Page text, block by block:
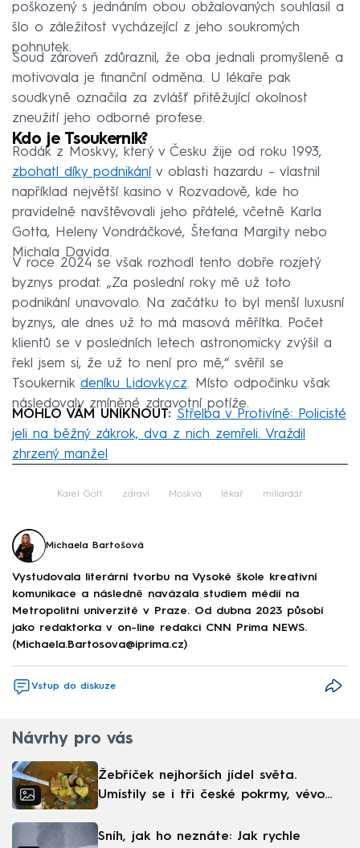
poškozený s jednáním obou obžalovaných souhlasil a
šlo o záležitost vycházející z jeho soukromých
pohnutek.
Soud zároveň zdůraznil, že oba jednali promyšleně a
motivovala je finanční odměna. U lékaře pak
soudkyně označila za zvlášť přitěžující okolnost
zneužití jeho odborné profese.
Kdo je Tsoukernik?
Rodák z Moskvy, který v Česku žije od roku 1993,
zbohatl díky podnikání v oblasti hazardu – vlastnil
například největší kasino v Rozvadově, kde ho
pravidelně navštěvovali jeho přátelé, včetně Karla
Gotta, Heleny Vondráčkové, Štefana Margity nebo
Michala Davida.
V roce 2024 se však rozhodl tento dobře rozjetý
byznys prodat. „Za poslední roky mě už toto
podnikání unavovalo. Na začátku to byl menší luxusní
byznys, ale dnes už to má masová měřítka. Počet
klientů se v posledních letech astronomicky zvýšil a
řekl jsem si, že už to není pro mě,“ svěřil se
Tsoukernik deníku Lidovky.cz. Místo odpočinku však
následovaly zmíněné zdravotní potíže.
MOHLO VÁM UNIKNOUT: Střelba v Protivíně: Policisté
jeli na běžný zákrok, dva z nich zemřeli. Vraždil
zhrzený manžel
Karel Gott zdraví Moskva lékař miliardář
Michaela Bartošová
Vystudovala literární tvorbu na Vysoké škole kreativní
komunikace a následně navázala studiem médií na
Metropolitní univerzitě v Praze. Od dubna 2023 působí
jako redaktorka v on-line redakci CNN Prima NEWS.
(Michaela.Bartosova@iprima.cz)
Vstup do diskuze
Návrhy pro vás
Žebříček nejhorších jídel světa.
Umístily se i tři české pokrmy, vévodí
Sníh, jak ho neznáte: Jak rychle